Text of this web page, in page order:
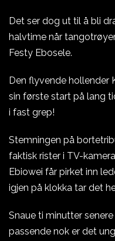
Det ser dog ut til å bli
halvtime når
Festy Ebosele.
Den flyvende hollender
sin første start på lang
i fast grep!
Stemningen på
faktisk rister i TV-
Ebiowei får pirket inn
igjen på klokka tar det
Snaue ti minutter
passende nok er det